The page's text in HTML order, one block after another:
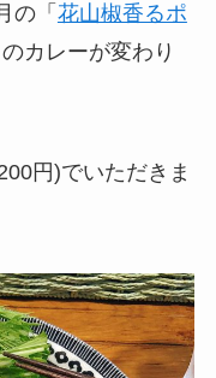
の「 花山椒香るポ
カレーが変わり
円)でいただきま